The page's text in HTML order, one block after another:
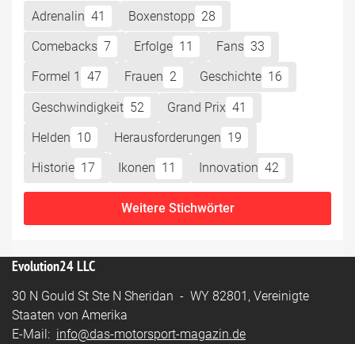
Adrenalin 41 Boxenstopp 28
Comebacks 7 Erfolge 11 Fans 33
Formel 1 47 Frauen 2 Geschichte 16
Geschwindigkeit 52 Grand Prix 41
Helden 10 Herausforderungen 19
Historie 17 Ikonen 11 Innovation 42
Weitere Stichwörter
Evolution24 LLC
30 N Gould St Ste N Sheridan - WY 82801, Vereinigte
Staaten von Amerika
E-Mail: info@das-motorsport-magazin.de